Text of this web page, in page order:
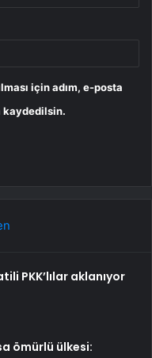
için adım, e-posta
kaydedilsin.
PKK’lılar aklanıyor
ömürlü ülkesi: